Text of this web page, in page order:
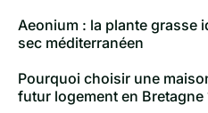
Aeonium : la plante grasse
sec méditerranéen
Pourquoi choisir une
futur logement en Bretagne